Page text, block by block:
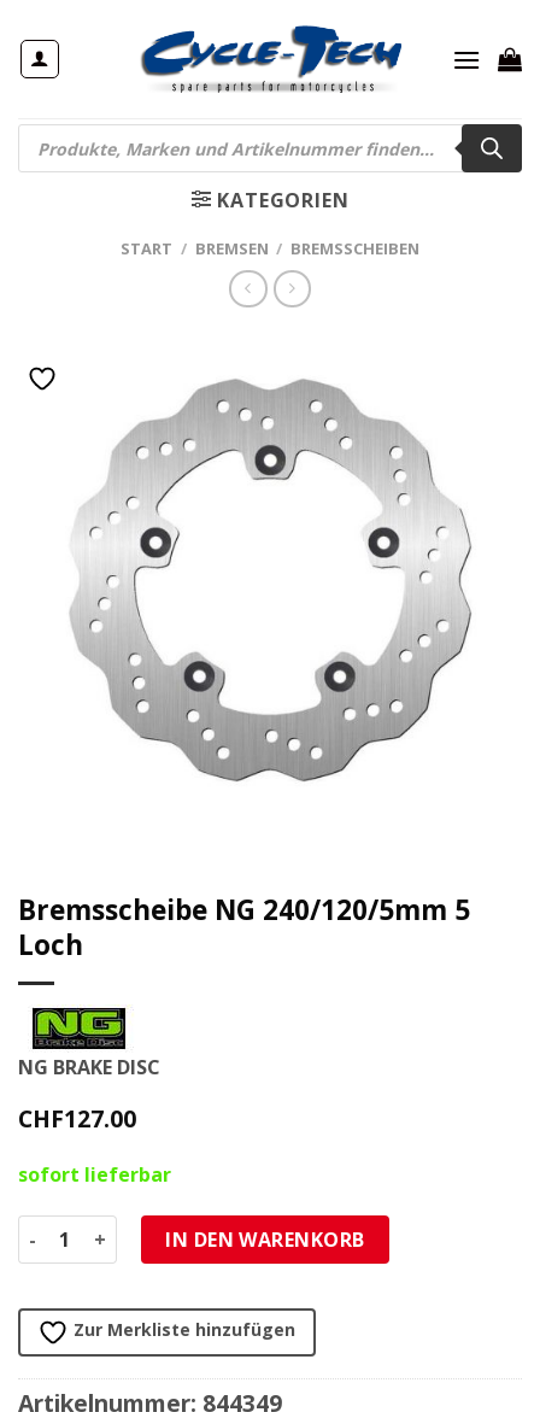
Inhalt
springen
Products
search
KATEGORIEN
START / BREMSEN / BREMSSCHEIBEN
Bremsscheibe NG 240/120/5mm 5
Loch
NG BRAKE DISC
CHF127.00
sofort lieferbar
Bremsscheibe NG 240/120/5mm 5 Loch Menge
IN DEN WARENKORB
Zur Merkliste hinzufügen
Artikelnummer: 844349